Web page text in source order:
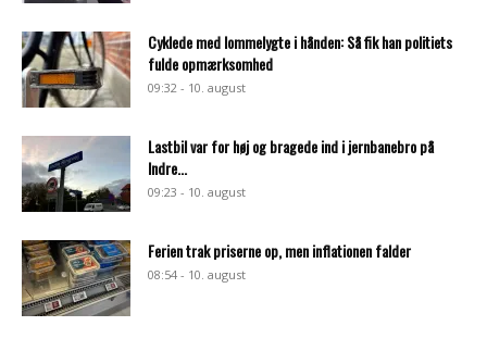
Cyklede med lommelygte i hånden: Så fik han politiets
fulde opmærksomhed
09:32 - 10. august
Lastbil var for høj og bragede ind i jernbanebro på
Indre...
09:23 - 10. august
Ferien trak priserne op, men inflationen falder
08:54 - 10. august